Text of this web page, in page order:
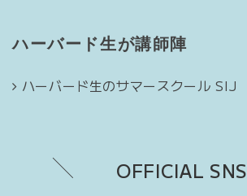
ハーバード生が講師陣
ハーバード生のサマースクール SIJ
OFFICIAL SNS